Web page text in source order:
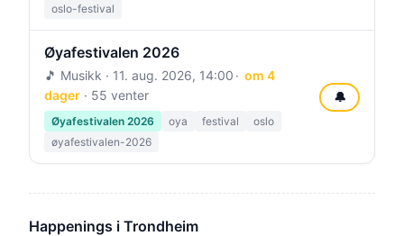
oslo-festival
Øyafestivalen 2026
🎵 Musikk · 11. aug. 2026, 14:00
om 4
dager · 55 venter
Øyafestivalen 2026 oya festival
oslo
øyafestivalen-2026
🔔
Happenings i Trondheim